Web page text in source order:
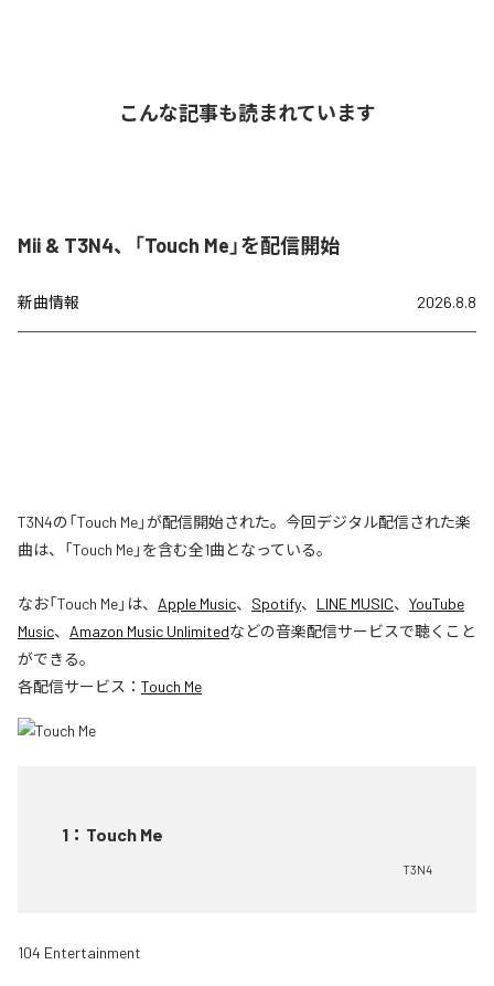
こんな記事も読まれています
Mii & T3N4、「Touch Me」を配信開始
新曲情報 2026.8.8
T3N4の「Touch Me」が配信開始された。今回デジタル配信された楽
曲は、「Touch Me」を含む全1曲となっている。
なお「Touch Me」は、 Apple Music、 Spotify、 LINE MUSIC、 YouTube
Music、 Amazon Music Unlimitedなどの音楽配信サービスで聴くこと
ができる。
各配信サービス： Touch Me
1 ： Touch Me
T3N4
104 Entertainment